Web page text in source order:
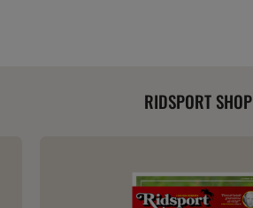
RIDSPORT SHOP